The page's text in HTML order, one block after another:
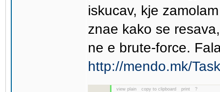
iskucav, kje
znae kako se
ne e brute-force.
http://mendo.mk/
view plain copy to clipboard print ?